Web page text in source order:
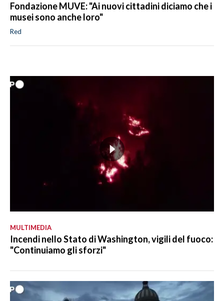
Fondazione MUVE: "Ai nuovi cittadini diciamo che i
musei sono anche loro"
Red
MULTIMEDIA
Incendi nello Stato di Washington, vigili del fuoco:
"Continuiamo gli sforzi"